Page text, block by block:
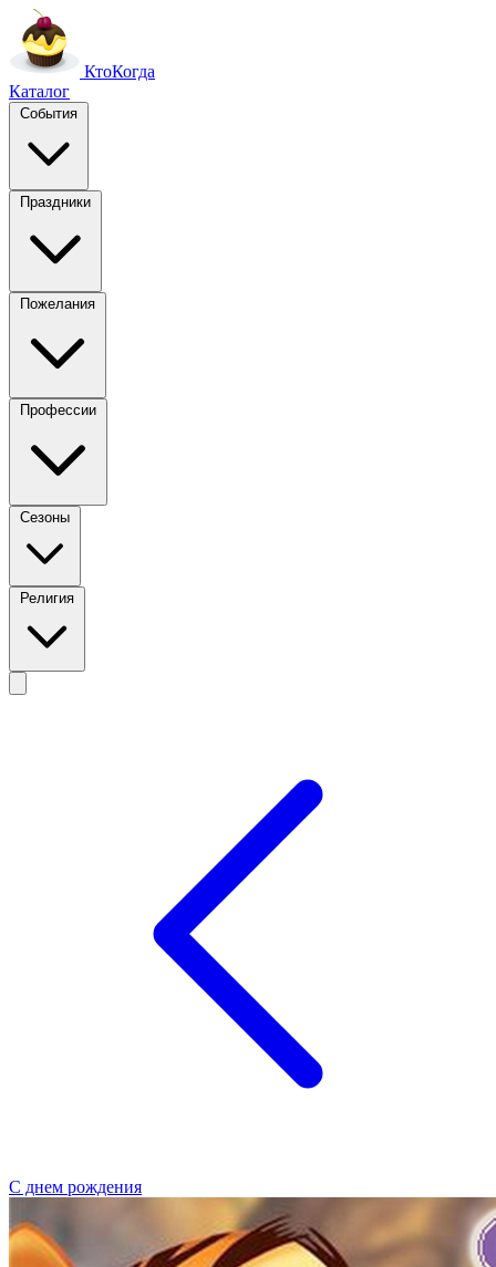
КтоКогда
Каталог
События
Праздники
Пожелания
Профессии
Сезоны
Религия
С днем рождения